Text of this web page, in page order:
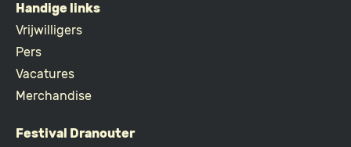
FOOTER
Handige links
Vrijwilligers
Pers
Vacatures
Merchandise
Festival Dranouter